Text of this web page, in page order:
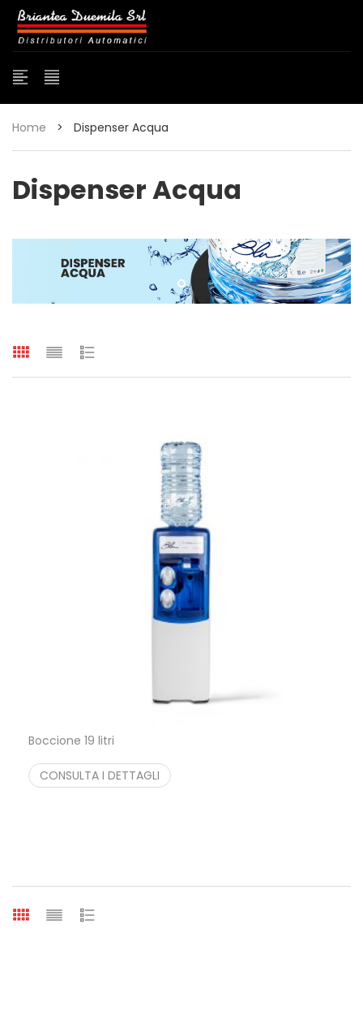
Home > Dispenser Acqua
Dispenser Acqua
Boccione 19 litri